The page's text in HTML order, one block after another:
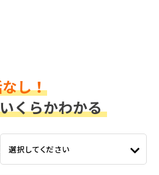
選択してください